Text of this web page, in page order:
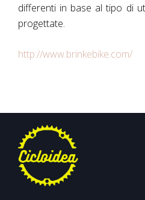
differenti in base al tipo di
progettate.
http://www.brinkebike.com/